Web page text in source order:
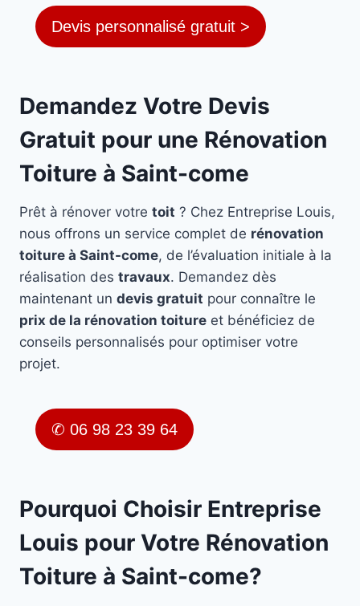
Devis personnalisé gratuit >
Demandez Votre Devis
Gratuit pour une Rénovation
Toiture à Saint-come
Prêt à rénover votre toit ? Chez Entreprise Louis,
nous offrons un service complet de rénovation
toiture à Saint-come, de l’évaluation initiale à la
réalisation des travaux. Demandez dès
maintenant un devis gratuit pour connaître le
prix de la rénovation toiture et bénéficiez de
conseils personnalisés pour optimiser votre
projet.
✆ 06 98 23 39 64
Pourquoi Choisir Entreprise
Louis pour Votre Rénovation
Toiture à Saint-come?